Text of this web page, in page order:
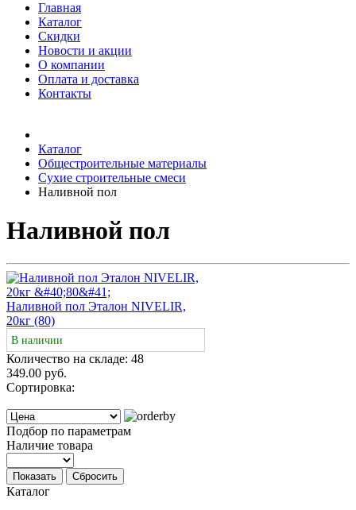
Главная
Каталог
Скидки
Новости и акции
О компании
Оплата и доставка
Контакты
Каталог
Общестроительные материалы
Сухие строительные смеси
Наливной пол
Наливной пол
Наливной пол Эталон NIVELIR,
20кг (80)
В наличии
Количество на складе: 48
349.00 руб.
Сортировка:
Подбор по параметрам
Наличие товара
Показать Сбросить
Каталог